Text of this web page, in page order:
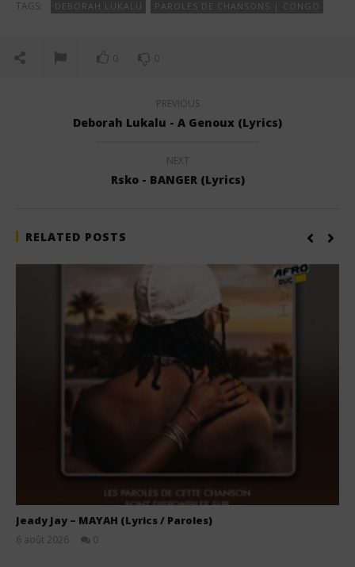
TAGS: DEBORAH LUKALU PAROLES DE CHANSONS | CONGO
0 0
PREVIOUS
Deborah Lukalu - A Genoux (Lyrics)
NEXT
Rsko - BANGER (Lyrics)
RELATED POSTS
Jeady Jay – MAYAH (Lyrics / Paroles)
6 août 2026
0